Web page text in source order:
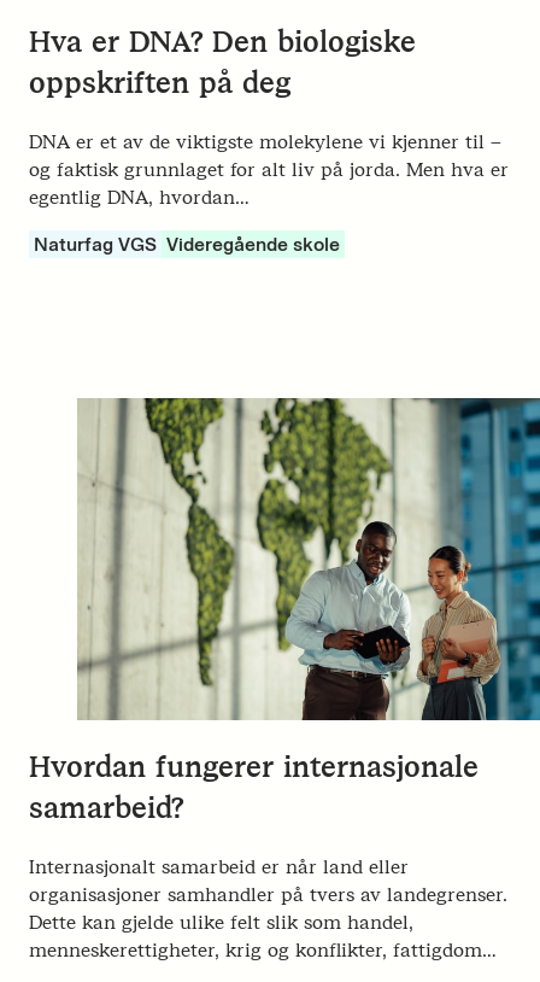
Hva er DNA? Den biologiske
oppskriften på deg
DNA er et av de viktigste molekylene vi kjenner til –
og faktisk grunnlaget for alt liv på jorda. Men hva er
egentlig DNA, hvordan…
Naturfag VGS Videregående skole
Hvordan fungerer internasjonale
samarbeid?
Internasjonalt samarbeid er når land eller
organisasjoner samhandler på tvers av landegrenser.
Dette kan gjelde ulike felt slik som handel,
menneskerettigheter, krig og konflikter, fattigdom…